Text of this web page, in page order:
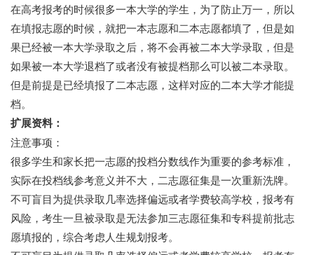
在高考报考的时候很多一本大学的学生，为了防止万一，所以
在填报志愿的时候，就把一本志愿和二本志愿都填了，但是如
果已经被一本大学录取之后，将不会再被二本大学录取，但是
如果被一本大学退档了或者没有被提档那么可以被二本录取。
但是前提是已经填报了二本志愿，这样对应的二本大学才能提
档。
扩展资料：
注意事项：
很多学生和家长把一志愿的投档分数线作为重要的参考标准，
实际在投档线参考意义并不大，二志愿征集是一次重新洗牌。
不可盲目为提供录取几率选择偏远或者学费较高学校，报考有
风险，考生一旦被录取是无法参加三志愿征集和专科提前批志
愿填报的，综合考虑人生规划报考。